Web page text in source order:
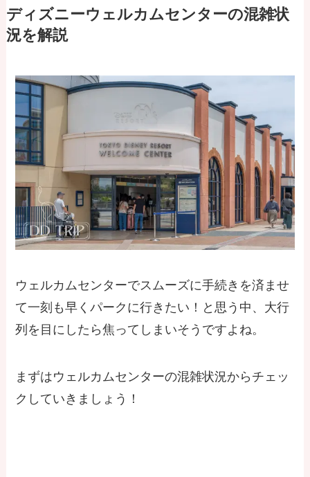
ディズニーウェルカムセンターの混雑状
況を解説
ウェルカムセンターでスムーズに手続きを済ませ
て一刻も早くパークに行きたい！と思う中、大行
列を目にしたら焦ってしまいそうですよね。
まずはウェルカムセンターの混雑状況からチェッ
クしていきましょう！